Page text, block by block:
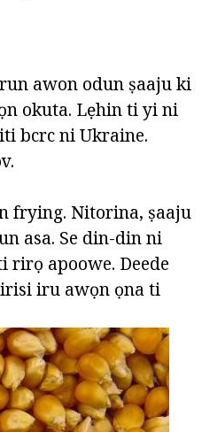
awon odun ṣaaju ki
okuta. Lẹhin ti yi ni
bcrc ni Ukraine.
frying. Nitorina, ṣaaju
asa. Se din-din ni
apoowe. Deede
iru awọn ọna ti